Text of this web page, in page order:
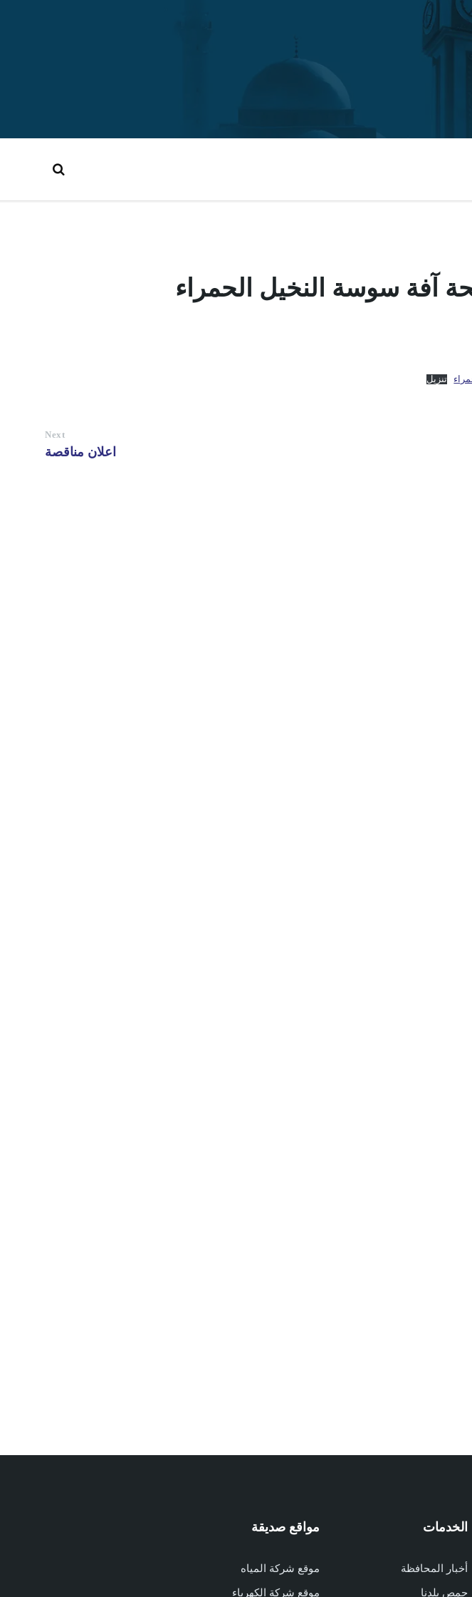
آفة سوسة النخيل الحمراء
تنزيل
Next
اعلان مناقصة
الخدمات
أخبار المحافظة
حمص بلدنا
مواقع صديقة
موقع شركة المياه
موقع شركة الكهرباء